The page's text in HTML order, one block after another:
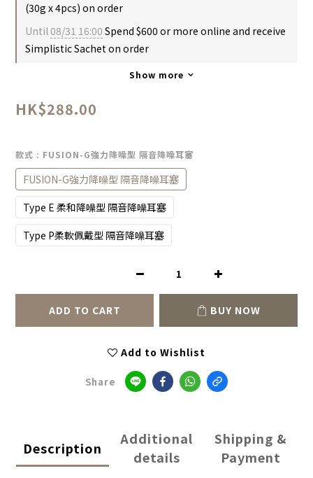
(30g x 4pcs) on order
Until08/31 16:00 Spend $600 or more online and receive
Simplistic Sachet on order
Show more
HK$288.00
款式 : FUSION-G強力降噪型 隔音降噪耳塞
FUSION-G強力降噪型 隔音降噪耳塞
Type E 柔和降噪型 隔音降噪耳塞
Type P柔軟佩戴型 隔音降噪耳塞
ADD TO CART BUY NOW
Add to Wishlist
Share
Description
Additional
details
Shipping &
Payment